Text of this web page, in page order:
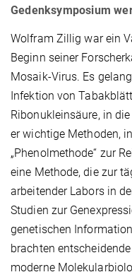
Gedenksymposium
Wolfram Zillig war ein
Beginn seiner
Mosaik-Virus. Es
Infektion von
Ribonukleinsäure, in
er wichtige Methoden,
„Phenolmethode“ zur
eine Methode, die zur
arbeitender Labors in
Studien zur
genetischen
brachten
moderne